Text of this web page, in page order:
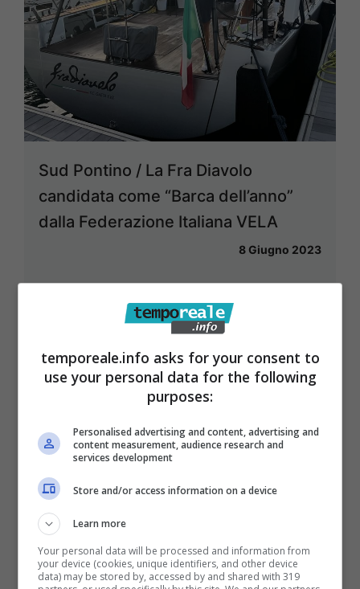
Sud Pontino / La Fra Diavolo
candidata come “Barca dell’anno”
dalla Federazione Italiana VELA
8 Giugno 2023
temporeale.info asks for your consent to
use your personal data for the following
purposes:
Personalised advertising and content, advertising and
content measurement, audience research and
services development
Store and/or access information on a device
Learn more
Your personal data will be processed and information from
your device (cookies, unique identifiers, and other device
data) may be stored by, accessed by and shared with 319